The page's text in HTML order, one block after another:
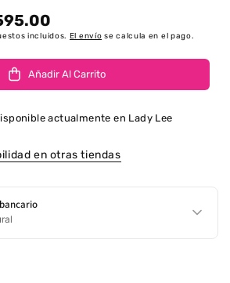
para CARGADOR
cantidad para CARGADOR
incluidos. El envío se calcula en el pago.
Añadir Al Carrito
actualmente en Lady Lee
en otras tiendas